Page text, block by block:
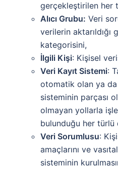
gerçekleştirilen her
Alıcı Grubu: Veri
verilerin
kategorisini,
İlgili Kişi: Kişisel
Veri Kayıt Sistemi:
otomatik olan ya
sisteminin parçası
olmayan yollarla
bulunduğu her türlü
Veri Sorumlusu:
amaçlarını ve
sisteminin